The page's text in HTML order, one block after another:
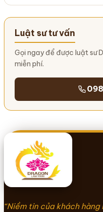
Luật sư tư vấn
Gọi ngay để được luật sư
miễn phí.
“Niềm tin của khách